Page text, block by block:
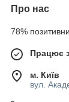
Про нас
78%
Працює
м. Київ
вул.